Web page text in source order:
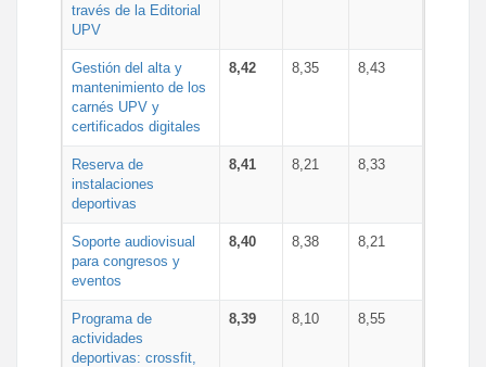
través de la Editorial
UPV
Gestión del alta y
mantenimiento de los
carnés UPV y
certificados digitales
8,42 8,35 8,43
Reserva de
instalaciones
deportivas
8,41 8,21 8,33
Soporte audiovisual
para congresos y
eventos
8,40 8,38 8,21
Programa de
actividades
deportivas: crossfit,
8,39 8,10 8,55